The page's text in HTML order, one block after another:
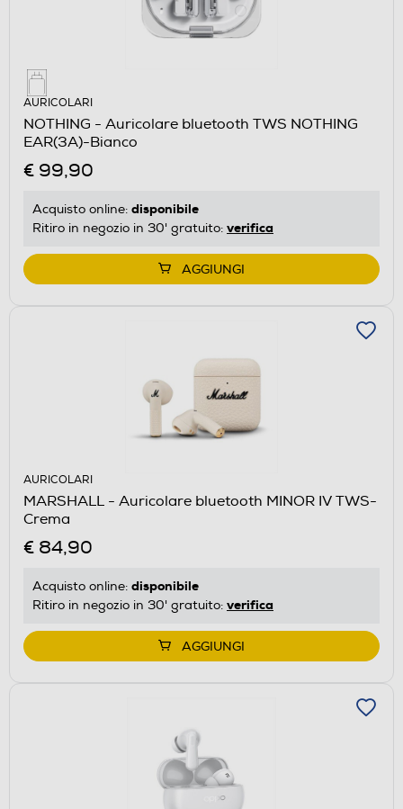
AURICOLARI
NOTHING - Auricolare bluetooth TWS NOTHING
EAR(3A)-Bianco
€ 99,90
Acquisto online: disponibile
Ritiro in negozio in 30' gratuito: verifica
AGGIUNGI
AURICOLARI
MARSHALL - Auricolare bluetooth MINOR IV TWS-
Crema
€ 84,90
Acquisto online: disponibile
Ritiro in negozio in 30' gratuito: verifica
AGGIUNGI